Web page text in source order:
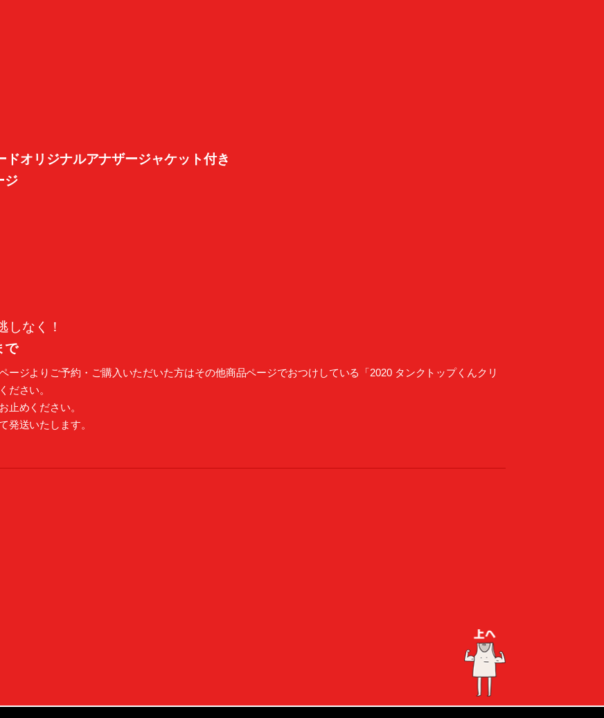
オリジナルアナザージャケット付き
ジ
しなく！
で
ジよりご予約・ご購入いただいた方はその他商品ページでおつけしている「2020 タンクトップくんクリ
ださい。
止めください。
送いたします。